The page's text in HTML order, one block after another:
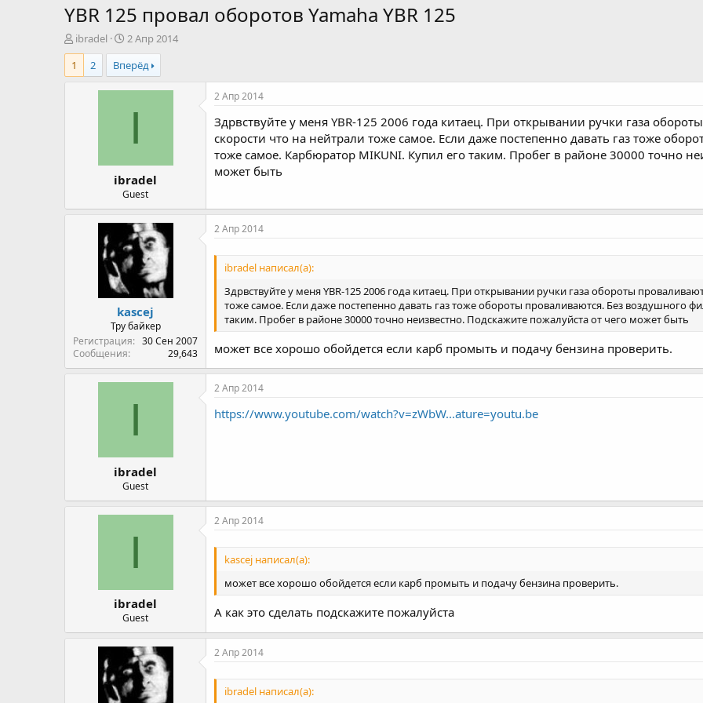
YBR 125 провал оборотов Yamaha YBR 125
А
в
т
о
ibradel
Д
а
т
а
н
а
2 Апр 2014
1
2 Вперёд
I
ibradel
Guest
2 Апр 2014
Здрвствуйте у меня YBR-125 2006 года китаец. При открывании ручки газа
скорости что на нейтрали тоже самое. Если даже постепенно давать газ тоже
тоже самое. Карбюратор MIKUNI. Купил его таким. Пробег в районе 30000 точно
может быть
kascej
Тру байкер
Регистрация
30 Сен 2007
Сообщения
29,643
2 Апр 2014
ibradel написал(а):
Здрвствуйте у меня YBR-125 2006 года китаец. При открывании ручки газа обороты
тоже самое. Если даже постепенно давать газ тоже обороты проваливаются. Без воздушного
таким. Пробег в районе 30000 точно неизвестно. Подскажите пожалуйста от чего может быть
может все хорошо обойдется если карб промыть и подачу бензина проверить.
I
ibradel
Guest
2 Апр 2014
https://www.youtube.com/watch?v=zWbW...ature=youtu.be
I
ibradel
Guest
2 Апр 2014
kascej написал(а):
может все хорошо обойдется если карб промыть и подачу бензина проверить.
А как это сделать подскажите пожалуйста
2 Апр 2014
ibradel написал(а):